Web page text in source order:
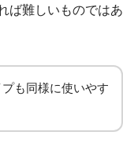
ば難しいものではあ
も同様に使いやす